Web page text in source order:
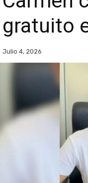
gratuito
Julio 4, 2026